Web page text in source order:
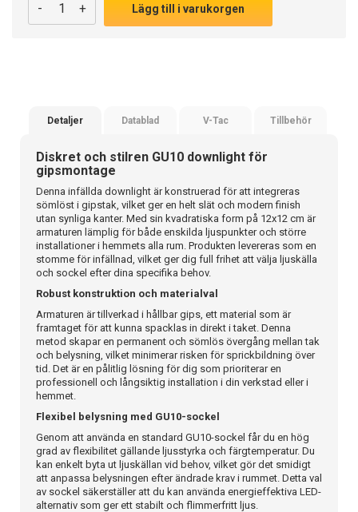
- + Lägg till i varukorgen
Detaljer Datablad V-Tac Tillbehör
Diskret och stilren GU10 downlight för
gipsmontage
Denna infällda downlight är konstruerad för att integreras
sömlöst i gipstak, vilket ger en helt slät och modern finish
utan synliga kanter. Med sin kvadratiska form på 12x12 cm är
armaturen lämplig för både enskilda ljuspunkter och större
installationer i hemmets alla rum. Produkten levereras som en
stomme för infällnad, vilket ger dig full frihet att välja ljuskälla
och sockel efter dina specifika behov.
Robust konstruktion och materialval
Armaturen är tillverkad i hållbar gips, ett material som är
framtaget för att kunna spacklas in direkt i taket. Denna
metod skapar en permanent och sömlös övergång mellan tak
och belysning, vilket minimerar risken för sprickbildning över
tid. Det är en pålitlig lösning för dig som prioriterar en
professionell och långsiktig installation i din verkstad eller i
hemmet.
Flexibel belysning med GU10-sockel
Genom att använda en standard GU10-sockel får du en hög
grad av flexibilitet gällande ljusstyrka och färgtemperatur. Du
kan enkelt byta ut ljuskällan vid behov, vilket gör det smidigt
att anpassa belysningen efter ändrade krav i rummet. Detta val
av sockel säkerställer att du kan använda energieffektiva LED-
alternativ som ger ett stabilt och flimmerfritt ljus.